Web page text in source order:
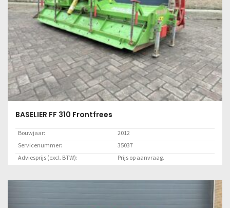
BASELIER FF 310 Frontfrees
Bouwjaar:
2012
Servicenummer:
35037
Adviesprijs (excl. BTW):
Prijs op aanvraag.